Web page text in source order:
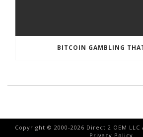
BITCOIN GAMBLING
Copyright © 2000-2026 Direct 2 OEM
Privacy Policy